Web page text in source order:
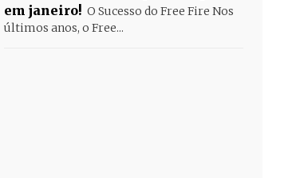
em janeiro! O Sucesso do Free Fire Nos
últimos anos, o Free...